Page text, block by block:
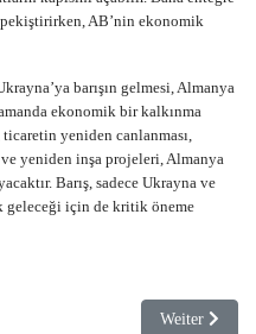
AB’nin ekonomik
barışın gelmesi, Almanya
ekonomik bir kalkınma
yeniden canlanması,
yeniden inşa projeleri, Almanya
Barış, sadece Ukrayna ve
geleceği için de kritik öneme
Suriye Denklemi” nasıl olacak?
Nächster
Weiter